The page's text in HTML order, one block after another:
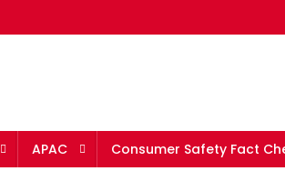
APAC Consumer Safety Fact